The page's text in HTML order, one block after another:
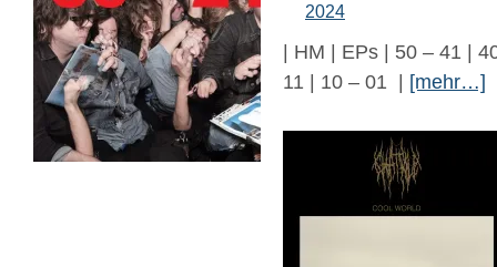
2024
| HM | EPs | 50 – 41 |
11 | 10 – 01 | [mehr…]